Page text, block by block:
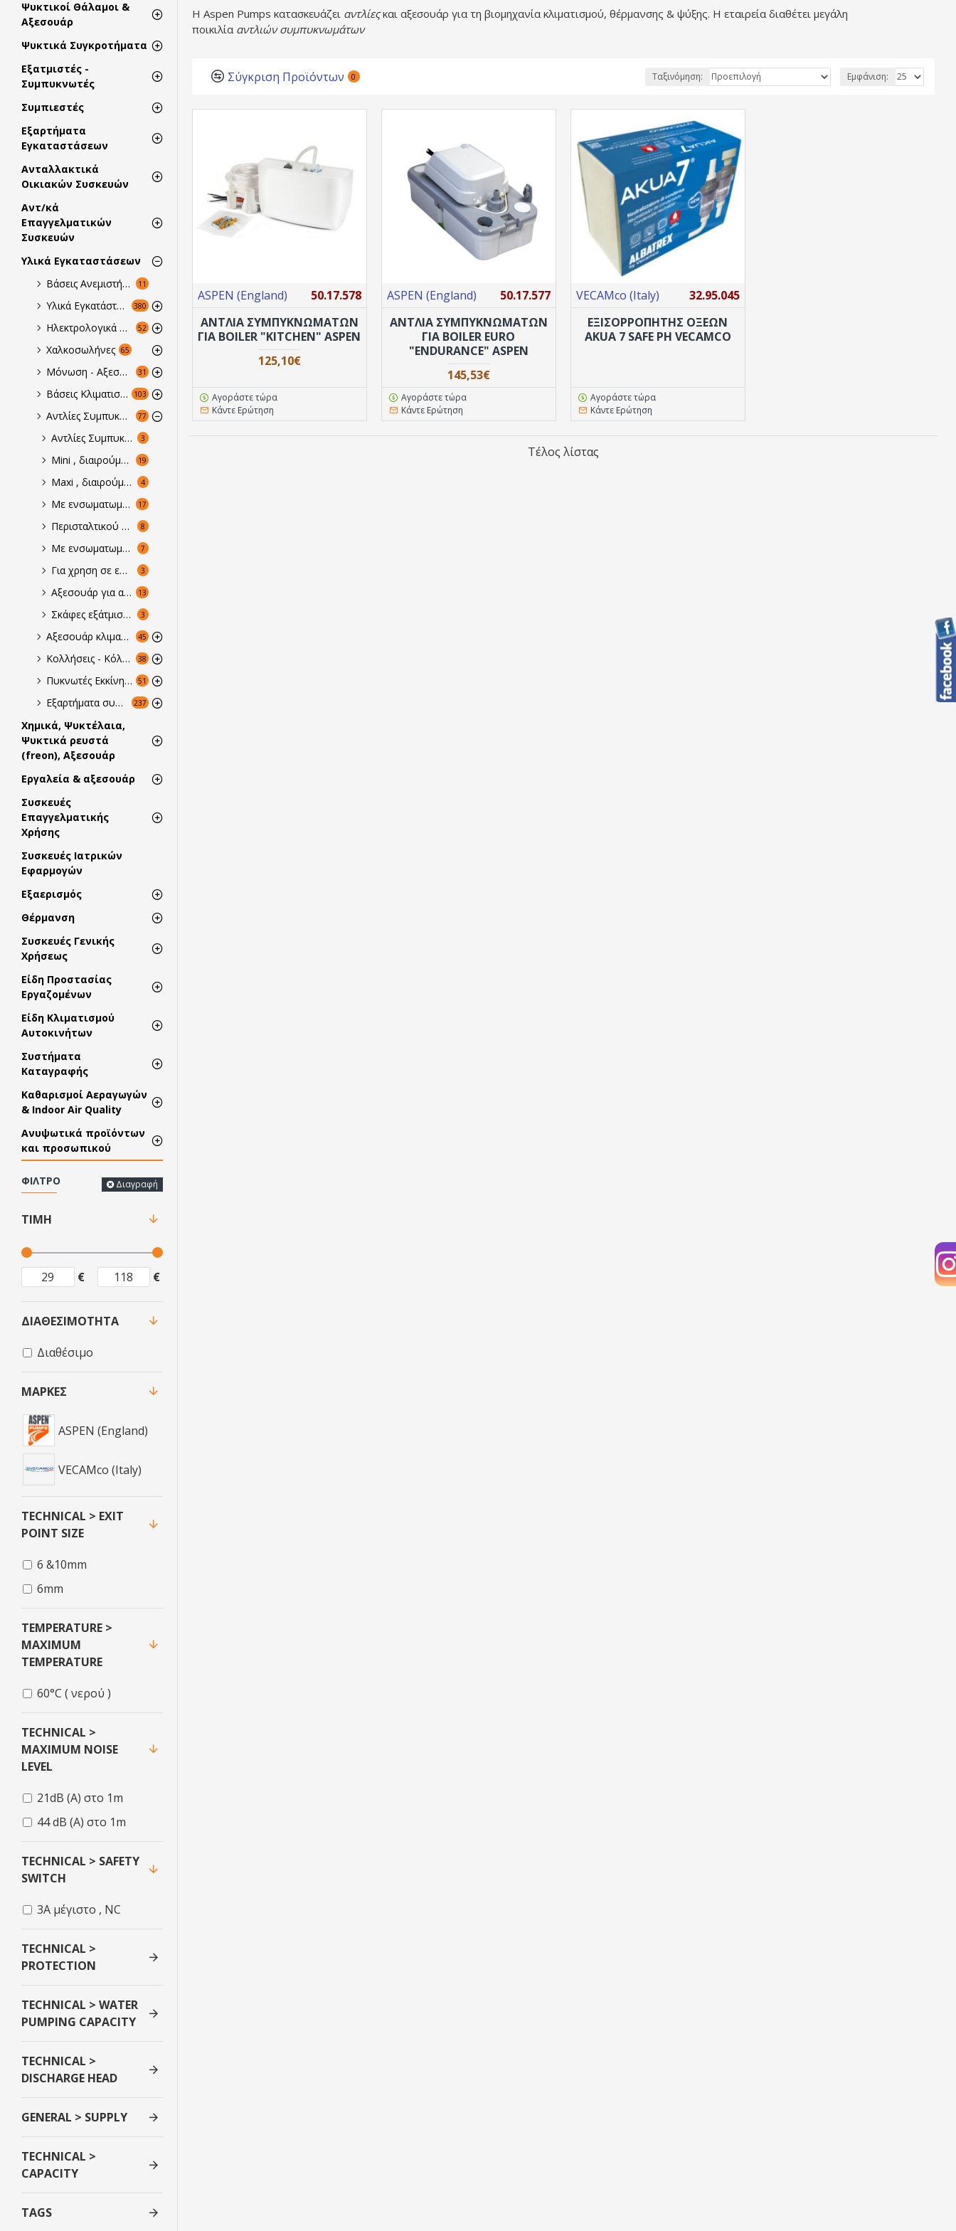
Ψυκτικοί Θάλαμοι &
Αξεσουάρ
Ψυκτικά Συγκροτήματα
Εξατμιστές -
Συμπυκνωτές
Συμπιεστές
Εξαρτήματα
Εγκαταστάσεων
Ανταλλακτικά
Οικιακών Συσκευών
Αντ/κά
Επαγγελματικών
Συσκευών
Υλικά Εγκαταστάσεων
Βάσεις Ανεμιστήρων
11
Υλικά Εγκατάστασης 380
Ηλεκτρολογικά αναλώσιμα & αξεσουάρ 52
Χαλκοσωλήνες 65
Μόνωση - Αξεσουάρ 31
Βάσεις Κλιματιστικών 103
Αντλίες Συμπυκνωμάτων 77
Αντλίες Συμπυκνωμάτων για κλιματιστικά τύπου κασέτας 3
Mini , διαιρούμενες έως και 30.000Βtu 19
Maxi , διαιρούμενες υψηλών αποδόσεων έως και 60.000Btu 4
Με ενσωματωμένο δοχείο - δυνατότητα απόρριψης έως και 11lt/h στα 12m 17
Περισταλτικού τύπου , εντελώς αθόρυβες , λειτουργούν και στεγνές & δυνατότητα απόρριψης έως και 6,5 lt/h στα 12m 8
Με ενσωματωμένο δοχείο για επαγγελματική & βιομηχανική ψύξη για εως και 80lt/h στα 8,5m 7
Για χρηση σε εφαρμογές Boiler φυσικού αερίου 3
Αξεσουάρ για αντλίες συμπυκνωμάτων 13
Σκάφες εξάτμισης συμπυκνωμάτων για ψυγεία οικιακά ή επαγγελματικά και κλιματιστικά 3
Αξεσουάρ κλιματιστικών 45
Κολλήσεις - Κόλλες - Σφραγιστικά 38
Πυκνωτές Εκκίνησης & Λειτουργίας 51
Εξαρτήματα συνδέσεως σωληνώσεων 237
Χημικά, Ψυκτέλαια,
Ψυκτικά ρευστά
(freon), Αξεσουάρ
Εργαλεία & αξεσουάρ
Συσκευές
Επαγγελματικής
Χρήσης
Συσκευές Ιατρικών
Εφαρμογών
Εξαερισμός
Θέρμανση
Συσκευές Γενικής
Χρήσεως
Είδη Προστασίας
Εργαζομένων
Είδη Κλιματισμού
Αυτοκινήτων
Συστήματα
Καταγραφής
Καθαρισμοί Αεραγωγών
& Indoor Air Quality
Ανυψωτικά προϊόντων
και προσωπικού
ΦΊΛΤΡΟ Διαγραφή
ΤΙΜΉ
€ €
ΜΆΡΚΕΣ
ASPEN (England)
VECAMco (Italy)
TECHNICAL >
PROTECTION
TECHNICAL > WATER
PUMPING CAPACITY
TECHNICAL >
DISCHARGE HEAD
GENERAL > SUPPLY
TECHNICAL > EXIT
POINT SIZE
6 &10mm
6mm
TEMPERATURE >
MAXIMUM
TEMPERATURE
60°C ( νερού )
TECHNICAL >
MAXIMUM NOISE
LEVEL
21dB (A) στο 1m
44 dB (A) στο 1m
TECHNICAL > SAFETY
SWITCH
3Α μέγιστο , NC
TECHNICAL >
CAPACITY
TAGS
ΔΙΑΘΕΣΙΜΌΤΗΤΑ
Διαθέσιμο
H Aspen Pumps κατασκευάζει αντλίεςκαι αξεσουάρ για τη βιομηχανία κλιματισμού, θέρμανσης & ψύξης. H εταιρεία διαθέτει μεγάλη
ποικιλία αντλιών συμπυκνωμάτων
Σύγκριση Προϊόντων 0 Ταξινόμηση: Εμφάνιση:
ASPEN (England)
50.17.578
ΑΝΤΛΙΑ ΣΥΜΠΥΚΝΩΜΑΤΩΝ
ΓΙΑ BOILER "KITCHEN" ASPEN
125,10€
Αγοράστε τώρα
Κάντε Ερώτηση
ASPEN (England)
50.17.577
ΑΝΤΛΙΑ ΣΥΜΠΥΚΝΩΜΑΤΩΝ
ΓΙΑ BOILER EURO
"ENDURANCE" ASPEN
145,53€
Αγοράστε τώρα
Κάντε Ερώτηση
VECAMco (Italy)
32.95.045
ΕΞΙΣΟΡΡΟΠΗΤΗΣ ΟΞΕΩΝ
AΚUA 7 SAFE PH VECAMCO
Αγοράστε τώρα
Κάντε Ερώτηση
Τέλος λίστας